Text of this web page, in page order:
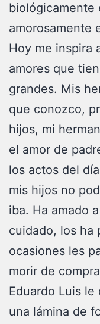
biológicamente
amorosamente
Hoy me inspira
amores que
grandes. Mis
que conozco,
hijos, mi
el amor de
los actos del
mis hijos no
iba. Ha amado
cuidado, los ha
ocasiones les
morir de
Eduardo Luis
una lámina de